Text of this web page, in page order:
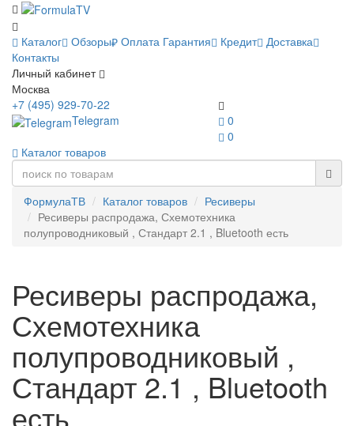
Каталог Обзоры Оплата Гарантия Кредит Доставка
Контакты
Личный кабинет
Москва
0
0
+7 (495) 929-70-22
Telegram
Каталог товаров
ФормулаТВ Каталог товаров
Ресиверы
Ресиверы распродажа, Схемотехника
полупроводниковый , Стандарт 2.1 , Bluetooth есть
Ресиверы распродажа,
Схемотехника
полупроводниковый ,
Стандарт 2.1 , Bluetooth
есть